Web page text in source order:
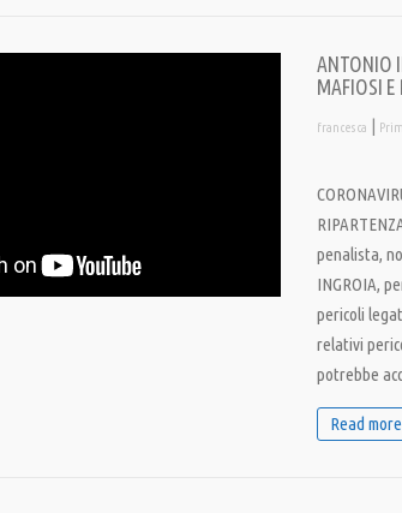
ANTONIO
MAFIOSI E
francesca |
penalista,
INGROIA,
pericoli
relativi
potrebbe
Read more